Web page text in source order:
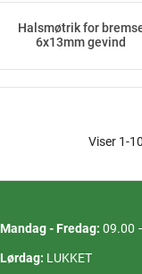
Halsmøtrik for
6x13mm gevind
Viser 1-
Mandag - Fredag: 09.00
Lørdag: LUKKET